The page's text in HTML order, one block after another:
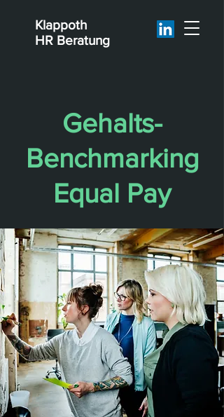
Klappoth
HR Beratung
Gehalts-
Benchmarking
Equal Pay